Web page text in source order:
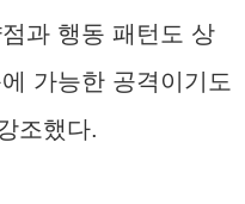
과 행동 패턴도 상
가능한 공격이기도
조했다.